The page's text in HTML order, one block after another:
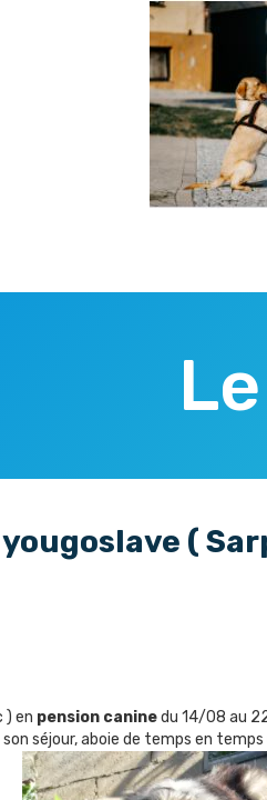
yougoslave (
) en pension caninedu 14/08 au
séjour, aboie de temps en